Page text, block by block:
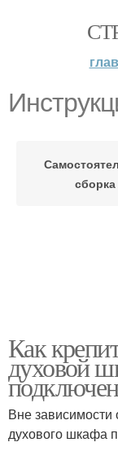
сборка
Как
духовой
Вне зависимости
духового шкафа